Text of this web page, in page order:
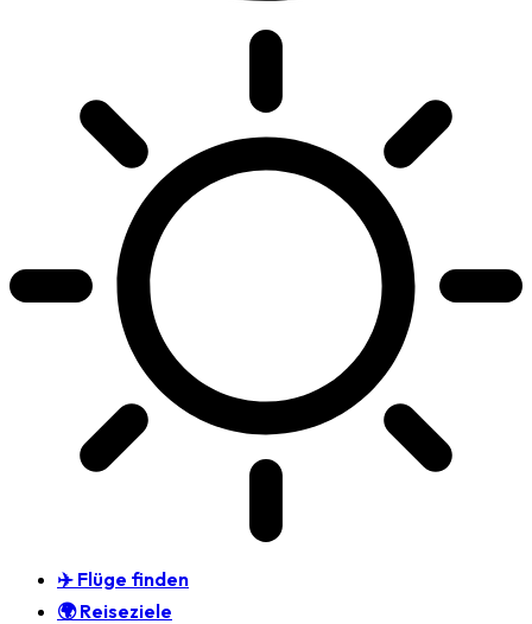
✈️ Flüge finden
🌍 Reiseziele